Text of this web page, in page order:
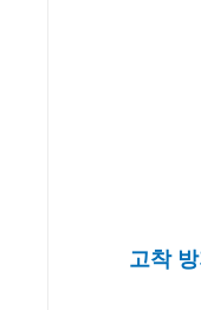
고착